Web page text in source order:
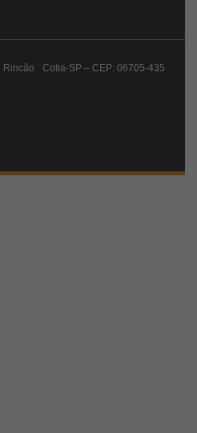
Rincão Cotia-SP – CEP: 06705-435